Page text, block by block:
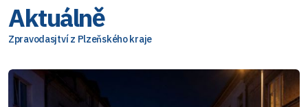
Aktuálně
Zpravodasjtví z Plzeňského kraje